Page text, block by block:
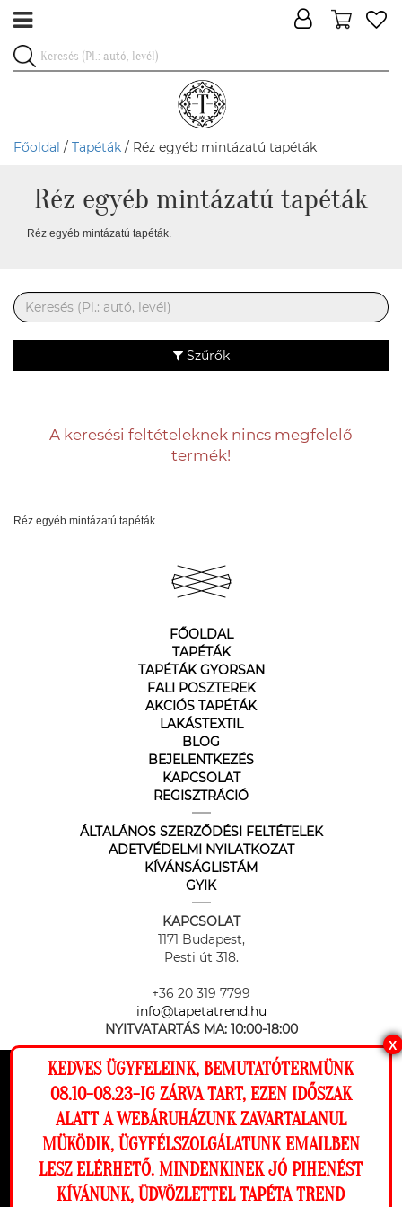
Ez a weboldal cookie-kat használ, hogy a
lehető legjobb élményt nyújtsa honlapunkon.
Beállítások
Elutasítom Engedélyezem
Főoldal / Tapéták / Réz egyéb mintázatú tapéták
Réz egyéb mintázatú tapéták
Réz egyéb mintázatú tapéták.
Szűrők
A keresési feltételeknek nincs megfelelő
termék!
Réz egyéb mintázatú tapéták.
FŐOLDAL
TAPÉTÁK
TAPÉTÁK GYORSAN
FALI POSZTEREK
AKCIÓS TAPÉTÁK
LAKÁSTEXTIL
BLOG
BEJELENTKEZÉS
KAPCSOLAT
REGISZTRÁCIÓ
ÁLTALÁNOS SZERZŐDÉSI FELTÉTELEK
ADETVÉDELMI NYILATKOZAT
KÍVÁNSÁGLISTÁM
GYIK
KAPCSOLAT
1171 Budapest,
Pesti út 318.
+36 20 319 7799
info@tapetatrend.hu
NYITVATARTÁS MA: 10:00-18:00
Az online fizetést a Barion Payment Zrt. biztosítja, MNB engedély
száma: H-EN-I-1064/2013
X
KEDVES ÜGYFELEINK, BEMUTATÓTERMÜNK
08.10-08.23-IG ZÁRVA TART, EZEN IDŐSZAK
ALATT A WEBÁRUHÁZUNK ZAVARTALANUL
MÜKÖDIK, ÜGYFÉLSZOLGÁLATUNK EMAILBEN
LESZ ELÉRHETŐ. MINDENKINEK JÓ PIHENÉST
KÍVÁNUNK, ÜDVÖZLETTEL TAPÉTA TREND